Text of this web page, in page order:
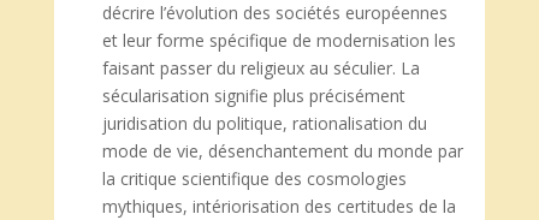
décrire l’évolution des sociétés européennes
et leur forme spécifique de modernisation les
faisant passer du religieux au séculier. La
sécularisation signifie plus précisément
juridisation du politique, rationalisation du
mode de vie, désenchantement du monde par
la critique scientifique des cosmologies
mythiques, intériorisation des certitudes de la